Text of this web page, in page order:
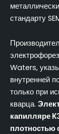
стандарту
Waters,
внутренней
только при
кварца.
капилляре
плотностью